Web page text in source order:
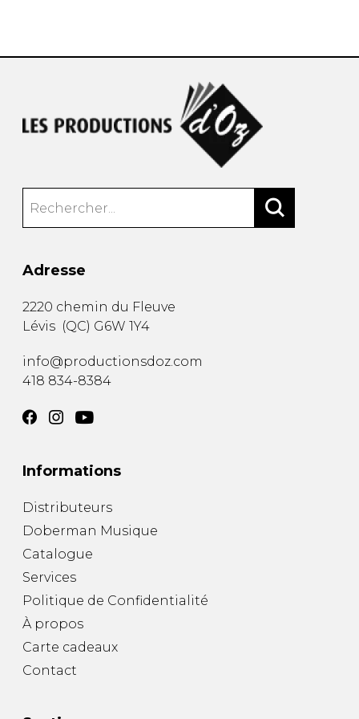
Adresse
2220 chemin du Fleuve
Lévis (QC) G6W 1Y4
info@productionsdoz.com
418 834-8384
Informations
Distributeurs
Doberman Musique
Catalogue
Services
Politique de Confidentialité
À propos
Carte cadeaux
Contact